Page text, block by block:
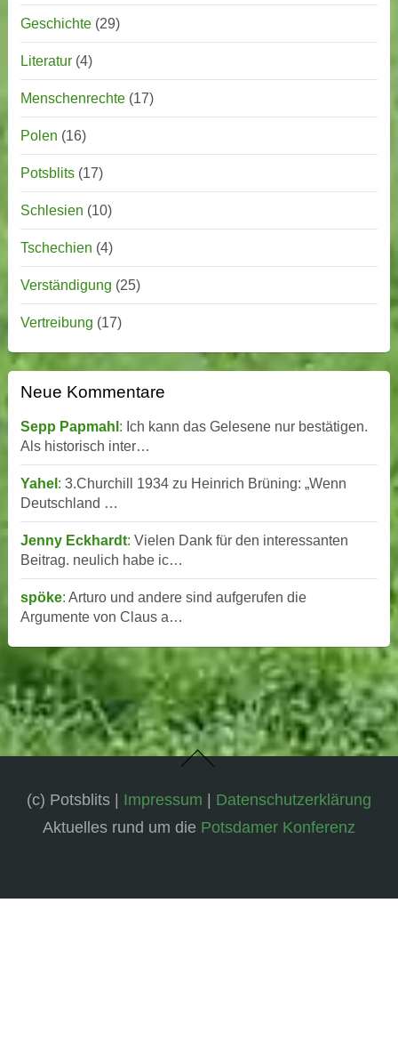
Geschichte (29)
Literatur (4)
Menschenrechte (17)
Polen (16)
Potsblits (17)
Schlesien (10)
Tschechien (4)
Verständigung (25)
Vertreibung (17)
Neue Kommentare
Sepp Papmahl : Ich kann das Gelesene nur bestätigen.
Als historisch inter…
Yahel : 3.Churchill 1934 zu Heinrich Brüning: „Wenn
Deutschland …
Jenny Eckhardt: Vielen Dank für den interessanten
Beitrag. neulich habe ic…
spöke: Arturo und andere sind aufgerufen die
Argumente von Claus a…
(c) Potsblits | Impressum | Datenschutzerklärung
Aktuelles rund um die Potsdamer Konferenz